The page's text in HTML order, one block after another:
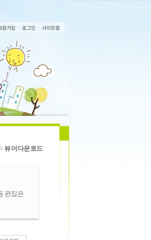
뷰어다운로드
편집은